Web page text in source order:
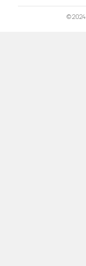
© 2024